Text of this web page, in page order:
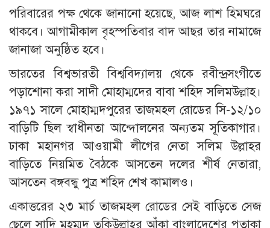
পরিবারের পক্ষ থেকে জানানো হয়েছে, আজ লাশ হিমঘরে
থাকবে। আগামীকাল বৃহস্পতিবার বাদ আছর তার নামাজে
জানাজা অনুষ্ঠিত হবে।
ভারতের বিশ্বভারতী বিশ্ববিদ্যালয় থেকে রবীন্দ্রসংগীতে
পড়াশোনা করা সাদী মোহাম্মদের বাবা শহিদ সলিমউল্লাহ।
১৯৭১ সালে মোহাম্মদপুরের তাজমহল রোডের সি-১২/১০
বাড়িটি ছিল স্বাধীনতা আন্দোলনের অন্যতম সূতিকাগার।
ঢাকা মহানগর আওয়ামী লীগের নেতা সলিম উল্লাহর
বাড়িতে নিয়মিত বৈঠকে আসতেন দলের শীর্ষ নেতারা,
আসতেন বঙ্গবন্ধু পুত্র শহিদ শেখ কামালও।
একাত্তরের ২৩ মার্চ তাজমহল রোডের সেই বাড়িতে সেজ
ছেলে সাদি মহম্মদ তকিউল্লাহর আঁকা বাংলাদেশের পতাকা